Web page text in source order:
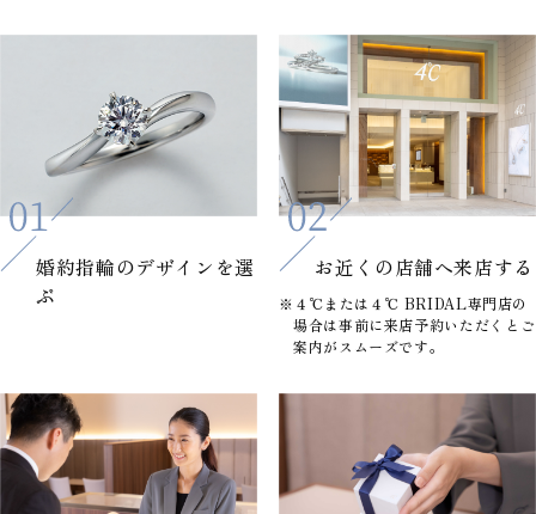
婚約指輪のデザインを選
ぶ
お近くの店舗へ来店する
※４℃または４℃ BRIDAL専門店の
場合は事前に来店予約いただくとご
案内がスムーズです。